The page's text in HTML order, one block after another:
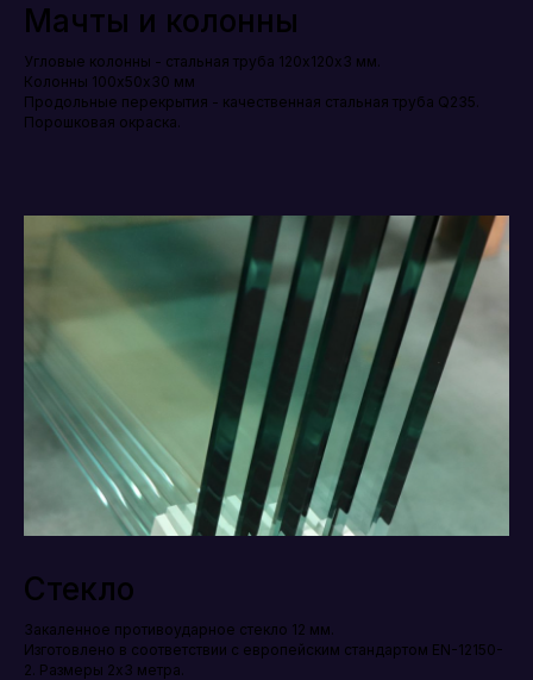
Мачты и колонны
Угловые колонны - стальная труба 120х120х3 мм.
Колонны 100х50х30 мм
Продольные перекрытия - качественная стальная труба Q235.
Порошковая окраска.
Стекло
Закаленное противоударное стекло 12 мм.
Изготовлено в соответствии с европейским стандартом EN-12150-
2. Размеры 2х3 метра.